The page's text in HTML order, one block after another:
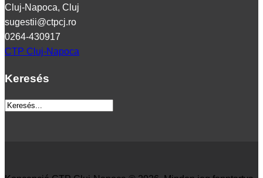
Cluj-Napoca, Cluj
sugestii@ctpcj.ro
0264-430917
CTP Cluj-Napoca
Keresés